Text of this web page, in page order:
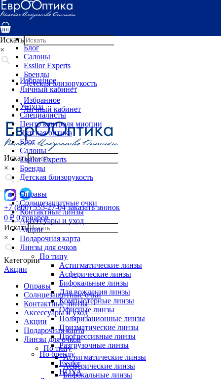
Услуги
Специалисты
Детская оптика
Блог
Салоны
Essilor Experts
Бренды
Детская близорукость
Избранное
Личный кабинет
Искать
×
+7 (800) 555-27-04 заказать звонок
0 ₽ 0 товаров
Искать
×
Категории
Акции
Оправы
Солнцезащитные очки
Контактные линзы
Аксессуары и уход
Акции
Подарочная карта
Линзы для очков
По типу
Астигматические линзы
Асферические линзы
Бифокальные линзы
Искать
×
Избранное
Личный кабинет
Услуги
Специалисты
Центр контроля миопии
Детская оптика
Блог
Салоны
Essilor Experts
Бренды
Детская близорукость
Оправы
Солнцезащитные очки
Контактные линзы
Аксессуары и уход
Акции
Подарочная карта
Линзы для очков
По типу
Астигматические линзы
Асферические линзы
Бифокальные линзы
Для вождения линзы
Компьютерные линзы
Офисные линзы
Поляризационные линзы
Призматические линзы
Прогрессивные линзы
Разгрузочные линзы
По бренду
Essilor
HOYA